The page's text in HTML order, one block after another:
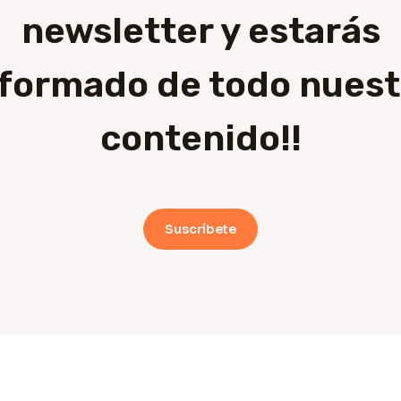
newsletter y estarás
de todo
contenido!!
Suscríbete